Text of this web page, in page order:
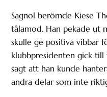
Sagnol berömde Kiese
tålamod. Han pekade ut
skulle ge positiva vibbar
klubbpresidenten gick till
sagt att han kunde
andra delar som inte